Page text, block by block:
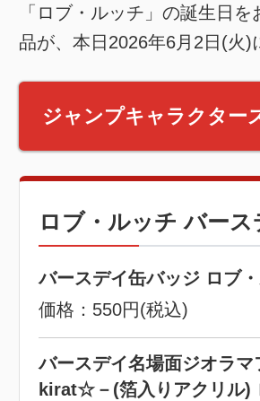
「ロブ・ルッチ」の誕生日
品が、本日2026年6月2日(火)
ジャンプキャラクター
ロブ・ルッチ バース
バースデイ缶バッジ ロブ
価格：550円(税込)
バースデイ名場面ジオラマ
kirat☆－(箔入りアクリル)